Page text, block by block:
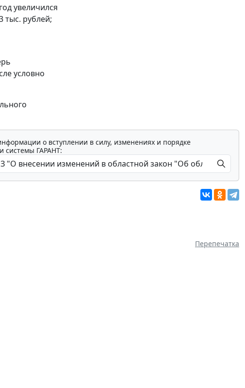
увеличился
тыс. рублей;
условно
о вступлении в силу, изменениях и порядке
системы ГАРАНТ:
Перепечатка